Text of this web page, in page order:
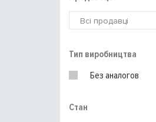
Тип виробництва
Без аналогов
Стан